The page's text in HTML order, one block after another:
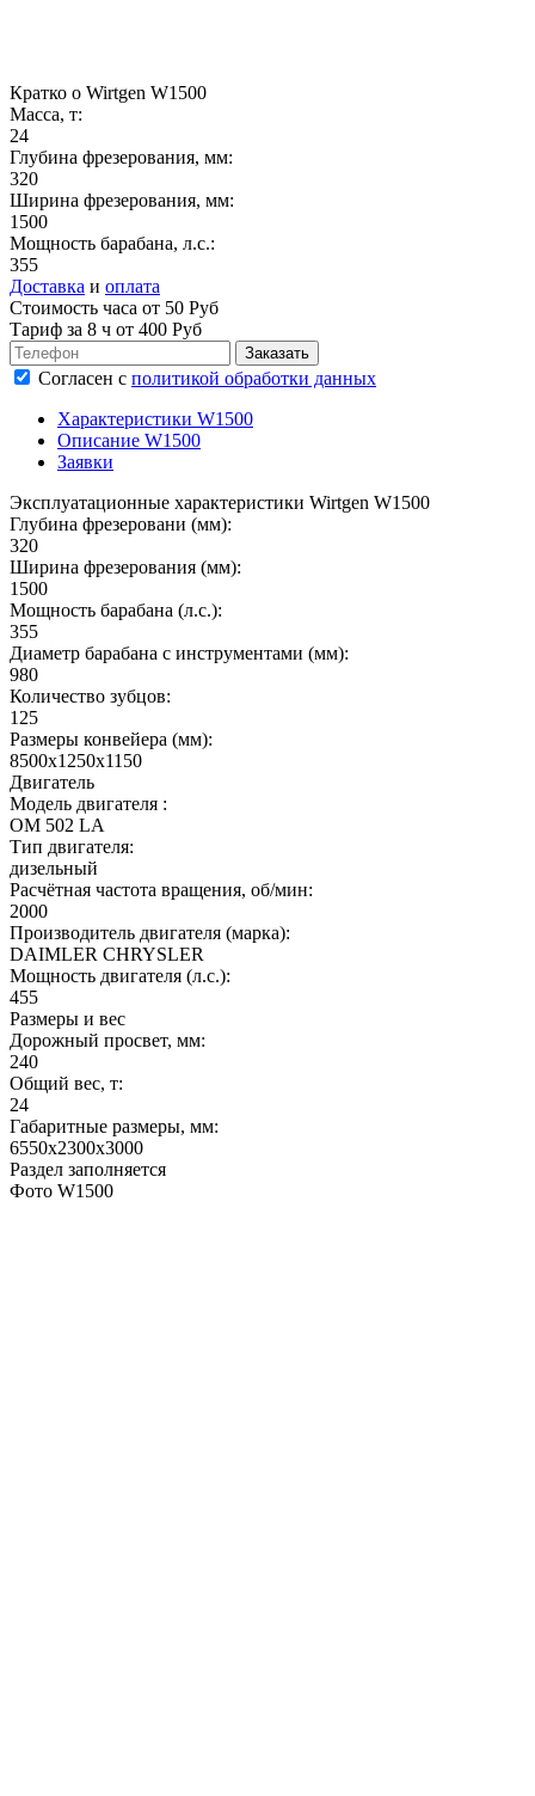
Кратко о Wirtgen W1500
Масса, т:
24
Глубина фрезерования, мм:
320
Ширина фрезерования, мм:
1500
Мощность барабана, л.с.:
355
Доставка и оплата
Стоимость часа от 50 Руб
Тариф за 8 ч от 400 Руб
Согласен с политикой обработки данных
Характеристики W1500
Описание W1500
Заявки
Эксплуатационные характеристики Wirtgen W1500
Глубина фрезеровани (мм):
320
Ширина фрезерования (мм):
1500
Мощность барабана (л.с.):
355
Диаметр барабана с инструментами (мм):
980
Количество зубцов:
125
Размеры конвейера (мм):
8500x1250x1150
Двигатель
Модель двигателя :
OM 502 LA
Тип двигателя:
дизельный
Расчётная частота вращения, об/мин:
2000
Производитель двигателя (марка):
DAIMLER CHRYSLER
Мощность двигателя (л.с.):
455
Размеры и вес
Дорожный просвет, мм:
240
Общий вес, т:
24
Габаритные размеры, мм:
6550x2300x3000
Раздел заполняется
Фото W1500